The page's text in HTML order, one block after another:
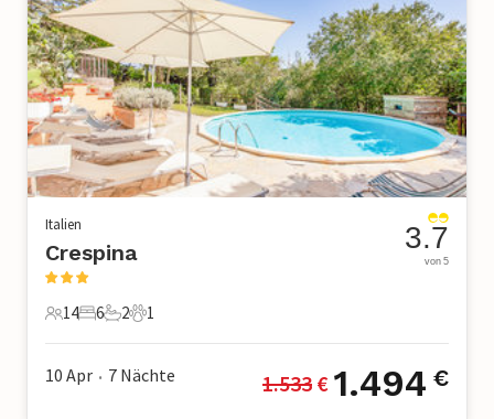
Italien
Crespina
14 Gäste
14
6 Schlafzimmer
6
2 Badezimmer
2
1 Haustier
1
3.7
von 5
10 Apr • 7 Nächte 1.533 € 1.494 €